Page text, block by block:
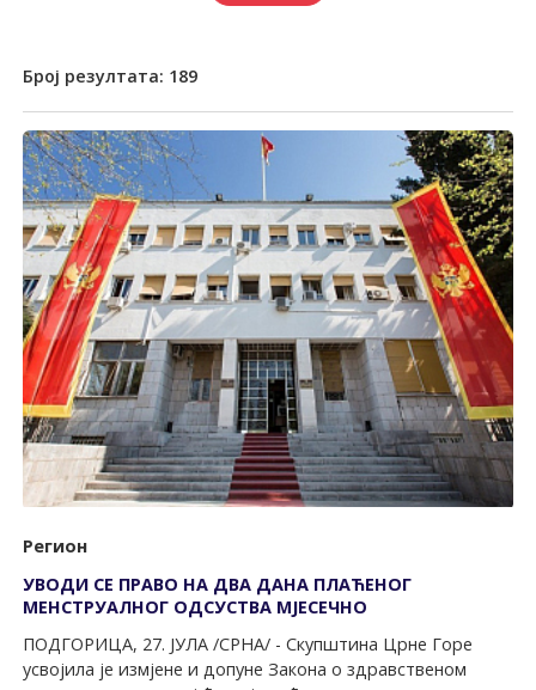
Број резултата: 189
Регион
УВОДИ СЕ ПРАВО НА ДВА ДАНА ПЛАЋЕНОГ
МЕНСТРУАЛНОГ ОДСУСТВА МЈЕСЕЧНО
ПОДГОРИЦА, 27. ЈУЛА /СРНА/ - Скупштина Црне Горе
усвојила је измјене и допуне Закона о здравственом